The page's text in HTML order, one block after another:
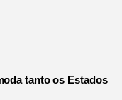
tanto os Estados